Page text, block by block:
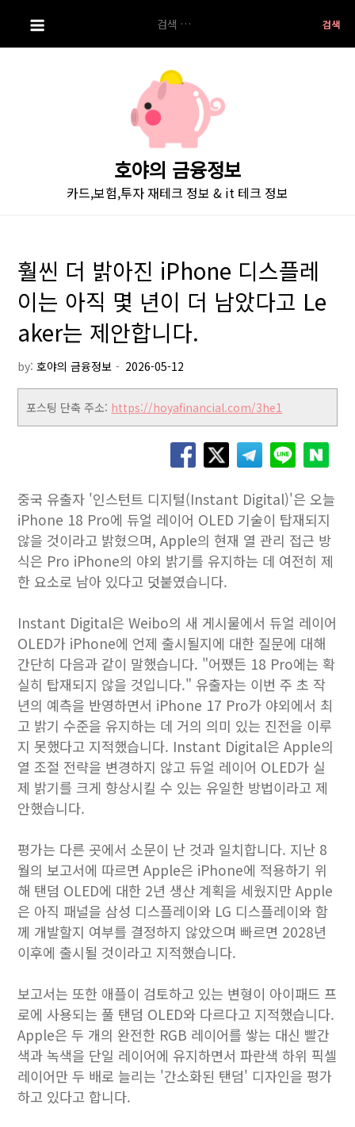
i
색:
호야의 금융정보
카드,보험,투자 재테크 정보 & it 테크 정보
훨씬 더 밝아진 iPhone 디스플레
이는 아직 몇 년이 더 남았다고 Le
aker는 제안합니다.
by:호야의 금융정보
포스팅 단축 주소: https://hoyafinancial.com/3he1
중국 유출자 '인스턴트 디지털(Instant Digital)'은 오늘
iPhone 18 Pro에 듀얼 레이어 OLED 기술이 탑재되지
않을 것이라고 밝혔으며, Apple의 현재 열 관리 접근 방
식은 Pro iPhone의 야외 밝기를 유지하는 데 여전히 제
한 요소로 남아 있다고 덧붙였습니다.
Instant Digital은 Weibo의 새 게시물에서 듀얼 레이어
OLED가 iPhone에 언제 출시될지에 대한 질문에 대해
간단히 다음과 같이 말했습니다. "어쨌든 18 Pro에는 확
실히 탑재되지 않을 것입니다." 유출자는 이번 주 초 작
년의 예측을 반영하면서 iPhone 17 Pro가 야외에서 최
고 밝기 수준을 유지하는 데 거의 의미 있는 진전을 이루
지 못했다고 지적했습니다. Instant Digital은 Apple의
열 조절 전략을 변경하지 않고 듀얼 레이어 OLED가 실
제 밝기를 크게 향상시킬 수 있는 유일한 방법이라고 제
안했습니다.
평가는 다른 곳에서 소문이 난 것과 일치합니다. 지난 8
월의 보고서에 따르면 Apple은 iPhone에 적용하기 위
해 탠덤 OLED에 대한 2년 생산 계획을 세웠지만 Apple
은 아직 패널을 삼성 디스플레이와 LG 디스플레이와 함
께 개발할지 여부를 결정하지 않았으며 빠르면 2028년
이후에 출시될 것이라고 지적했습니다.
보고서는 또한 애플이 검토하고 있는 변형이 아이패드 프
로에 사용되는 풀 탠덤 OLED와 다르다고 지적했습니다.
Apple은 두 개의 완전한 RGB 레이어를 쌓는 대신 빨간
색과 녹색을 단일 레이어에 유지하면서 파란색 하위 픽셀
레이어만 두 배로 늘리는 '간소화된 탠덤' 디자인을 평가
하고 있다고 합니다.